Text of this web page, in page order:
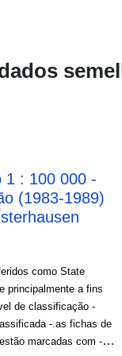
1 : 100 000 -
(1983-1989)
como State
principalmente a fins
de classificação -
-.as fichas de
marcadas com -